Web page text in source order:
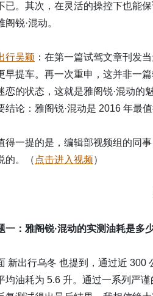
已。其次，在灵活的操控下也能
阁锐·混动。
行吴颖 ：在第一篇试驾文章刊发
早提车。再一次重申，这并非一
恋的状态，这就是雅阁锐·混动的
结论：雅阁锐·混动是 2016 年最
得一提的是，编辑部视频组的同
的。（ 点击进入视频）
一：雅阁锐·混动的实测油耗是多
新出行乌冬 也提到，通过近 300
均油耗为 5.6 升。通过一系列严